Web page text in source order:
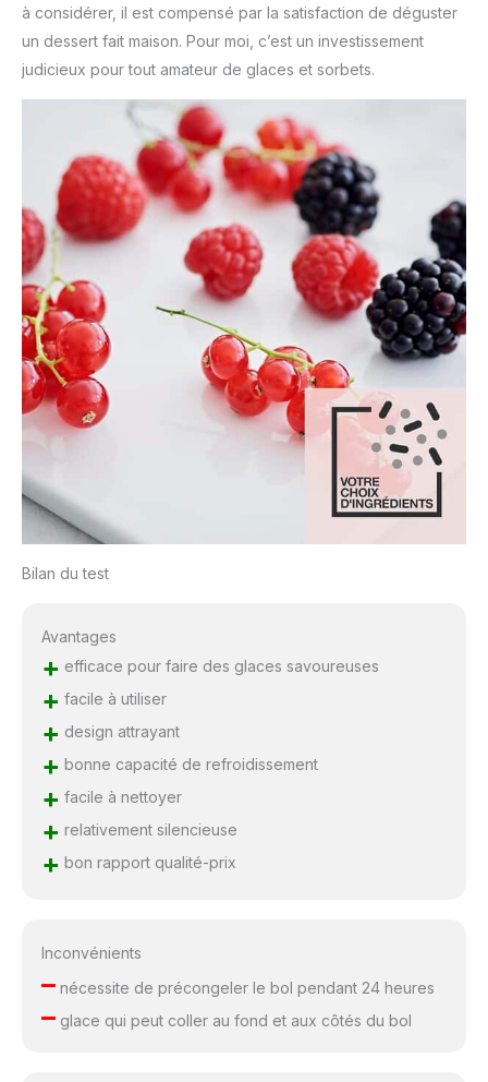
à considérer, il est compensé par la satisfaction de déguster
un dessert fait maison. Pour moi, c’est un investissement
judicieux pour tout amateur de glaces et sorbets.
Bilan du test
Avantages
+ efficace pour faire des glaces savoureuses
+ facile à utiliser
+ design attrayant
+ bonne capacité de refroidissement
+ facile à nettoyer
+ relativement silencieuse
+ bon rapport qualité-prix
Inconvénients
–nécessite de précongeler le bol pendant 24 heures
–glace qui peut coller au fond et aux côtés du bol